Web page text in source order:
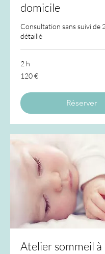
domicile
Consultation sans suivi de
détaillé
2 h
120
euros
120 €
Réserver
Atelier sommeil à